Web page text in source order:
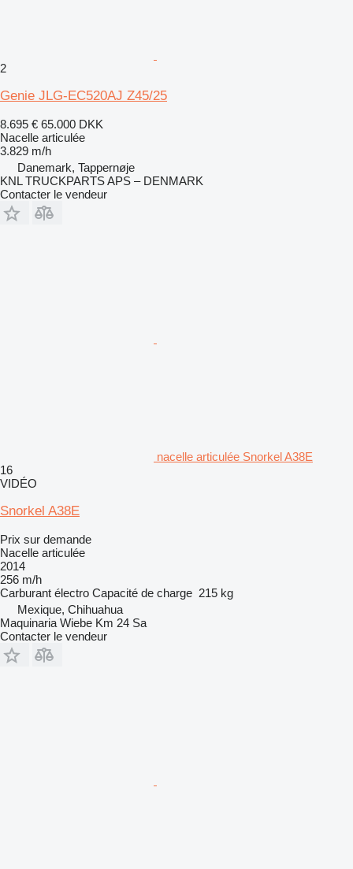
2
Genie JLG-EC520AJ Z45/25
8.695 € 65.000 DKK
Nacelle articulée
3.829 m/h
Danemark, Tappernøje
KNL TRUCKPARTS APS – DENMARK
Contacter le vendeur
nacelle articulée Snorkel A38E
16
VIDÉO
Snorkel A38E
Prix sur demande
Nacelle articulée
2014
256 m/h
Carburant électro Capacité de charge 215 kg
Mexique, Chihuahua
Maquinaria Wiebe Km 24 Sa
Contacter le vendeur